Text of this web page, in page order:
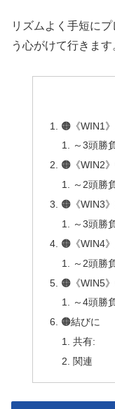
リズムよく手短に
う心がけて行きます
🟠《WIN1
～3頭勝
🟠《WIN2
～2頭勝
🟠《WIN3
～3頭勝
🟠《WIN4
～2頭勝
🟠《WIN5
～4頭勝
🟠結びに
共有:
関連